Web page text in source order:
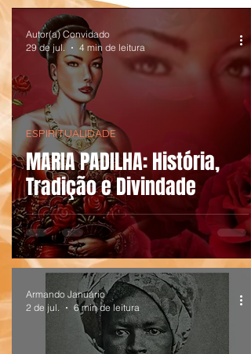
MARIA PADILHA: História,
Tradição e Divindade
ESPIRITUALIDADE
Autor(a) Convidado
29 de jul.
4 min de leitura
Armando Januário
2 de jul.
6 min de leitura